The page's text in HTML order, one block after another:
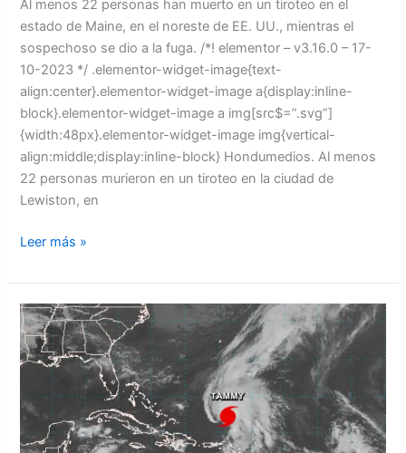
Al menos 22 personas han muerto en un tiroteo en el
estado de Maine, en el noreste de EE. UU., mientras el
sospechoso se dio a la fuga. /*! elementor – v3.16.0 – 17-
10-2023 */ .elementor-widget-image{text-
align:center}.elementor-widget-image a{display:inline-
block}.elementor-widget-image a img[src$=”.svg”]
{width:48px}.elementor-widget-image img{vertical-
align:middle;display:inline-block} Hondumedios. Al menos
22 personas murieron en un tiroteo en la ciudad de
Lewiston, en
Leer más »
Depresión
tropical
21
dejara
fuertes
lluvias
en